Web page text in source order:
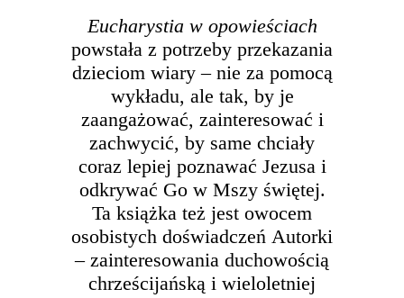
Eucharystia w opowieściach
powstała z potrzeby przekazania
dzieciom wiary – nie za pomocą
wykładu, ale tak, by je
zaangażować, zainteresować i
zachwycić, by same chciały
coraz lepiej poznawać Jezusa i
odkrywać Go w Mszy świętej.
Ta książka też jest owocem
osobistych doświadczeń Autorki
– zainteresowania duchowością
chrześcijańską i wieloletniej